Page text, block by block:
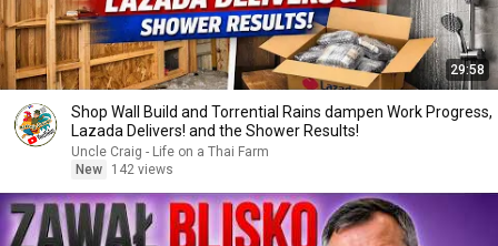
29:58
Shop Wall Build and Torrential Rains dampen Work Progress,
Lazada Delivers! and the Shower Results!
Uncle Craig - Life on a Thai Farm
New
142 views